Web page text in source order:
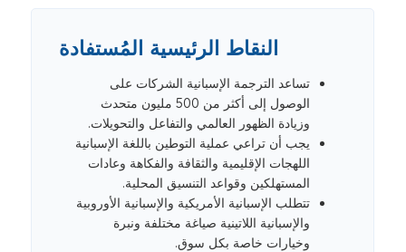
النقاط الرئيسية المُستفادة
تساعد الترجمة الإسبانية الشركات على
الوصول إلى أكثر من 500 مليون متحدث
وزيادة الظهور العالمي والتفاعل والتحويلات.
يجب أن تراعي عملية التوطين باللغة الإسبانية
اللهجات الإقليمية والثقافة والفكاهة وعادات
المستهلكين وقواعد التنسيق المحلية.
تتطلب الإسبانية الأمريكية والإسبانية الأوروبية
والإسبانية اللاتينية صياغة مختلفة ونبرة
وخيارات خاصة بكل سوق.